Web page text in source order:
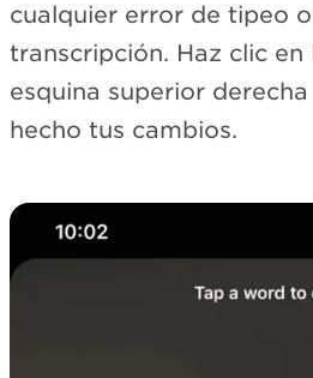
cualquier error de tipeo
transcripción. Haz clic en
esquina superior
hecho tus cambios.